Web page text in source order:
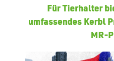
Für Tierhalter
umfassendes Kerbl
MR-